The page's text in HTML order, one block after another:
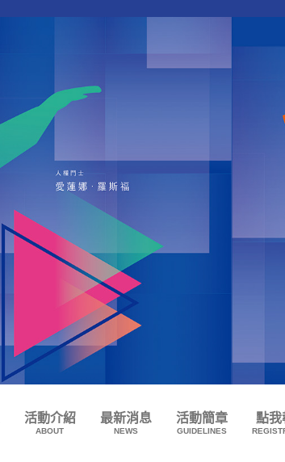
活動介紹
ABOUT
最新消息
NEWS
活動簡章
GUIDELINES
點我